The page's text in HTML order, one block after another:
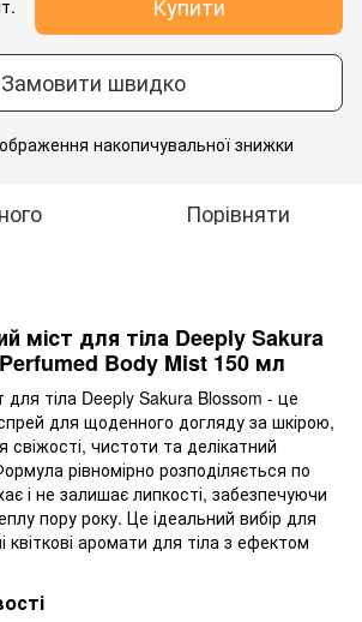
Замовити швидко
накопичувальної знижки
Порівняти
міст для тіла Deeply Sakura
Body Mist 150 мл
тіла Deeply Sakura Blossom - це
для щоденного догляду за шкірою,
свіжості, чистоти та делікатний
рівномірно розподіляється по
і не залишає липкості, забезпечуючи
пору року. Це ідеальний вибір для
квіткові аромати для тіла з ефектом